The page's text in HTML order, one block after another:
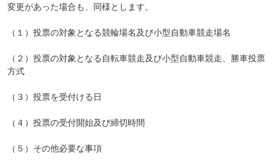
変更があった場合も、同様とします。
（１）投票の対象となる競輪場名及び小型自動車競走場名
（２）投票の対象となる自転車競走及び小型自動車競走、勝車投票
方式
（３）投票を受付ける日
（４）投票の受付開始及び締切時間
（５）その他必要な事項